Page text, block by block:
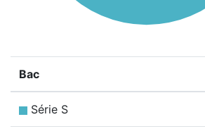
Bac
Série S